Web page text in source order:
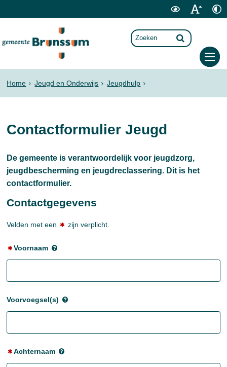
Home Jeugd en Onderwijs Jeugdhulp
Contactformulier Jeugd
De gemeente is verantwoordelijk voor jeugdzorg,
jeugdbescherming en jeugdreclassering. Dit is het
contactformulier.
Contactgegevens
Velden met een zijn verplicht.
Voornaam
Voorvoegsel(s)
Achternaam